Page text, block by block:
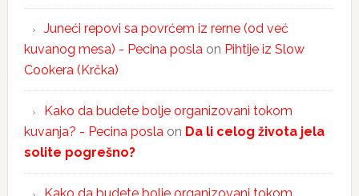
Juneći repovi sa povrćem iz rerne (od već
kuvanog mesa) - Pecina poslaon Pihtije iz Slow
Cookera (Krčka)
Kako da budete bolje organizovani tokom
kuvanja? - Pecina poslaon Da li celog života jela
solite pogrešno?